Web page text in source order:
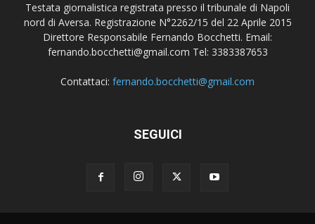
Testata giornalistica registrata presso il tribunale di Napoli
nord di Aversa. Registrazione N°2262/15 del 22 Aprile 2015
Direttore Responsabile Fernando Bocchetti. Email:
fernando.bocchetti@gmail.com Tel: 3383387653
Contattaci: fernando.bocchetti@gmail.com
SEGUICI